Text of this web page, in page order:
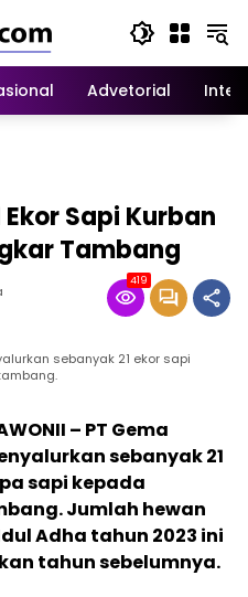
Advetorial
Ekor Sapi Kurban
Tambang
419
sebanyak 21 ekor sapi
– PT Gema
sebanyak 21
sapi kepada
Jumlah hewan
Adha tahun 2023 ini
tahun sebelumnya.